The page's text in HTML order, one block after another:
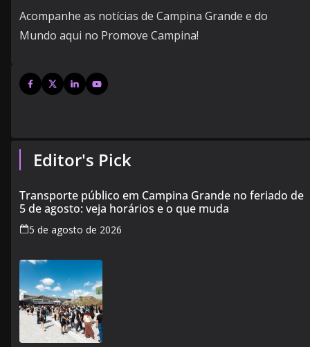
Acompanhe as notícias de Campina Grande e do
Mundo aqui no Promove Campina!
Editor's Pick
Transporte público em Campina Grande no feriado de
5 de agosto: veja horários e o que muda
5 de agosto de 2026